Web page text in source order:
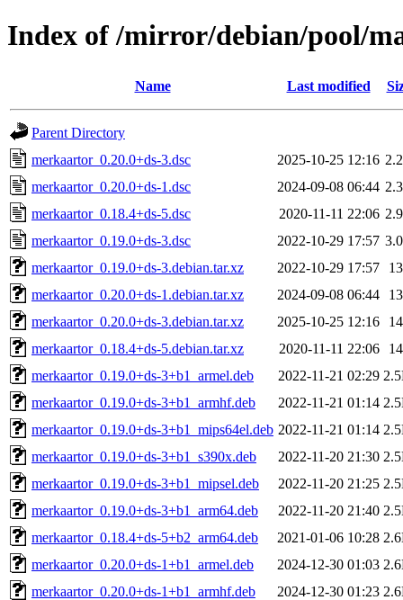
Index of /mirror/debian/pool/
Name Last modified
Parent Directory
merkaartor_0.20.0+ds-3.dsc
2025-10-25 12:16
merkaartor_0.20.0+ds-1.dsc
2024-09-08 06:44
merkaartor_0.18.4+ds-5.dsc
2020-11-11 22:06
merkaartor_0.19.0+ds-3.dsc
2022-10-29 17:57
merkaartor_0.19.0+ds-3.debian.tar.xz
2022-10-29 17:57
merkaartor_0.20.0+ds-1.debian.tar.xz
2024-09-08 06:44
merkaartor_0.20.0+ds-3.debian.tar.xz
2025-10-25 12:16
merkaartor_0.18.4+ds-5.debian.tar.xz
2020-11-11 22:06
merkaartor_0.19.0+ds-3+b1_armel.deb
2022-11-21 02:29
merkaartor_0.19.0+ds-3+b1_armhf.deb
2022-11-21 01:14
merkaartor_0.19.0+ds-3+b1_mips64el.deb 2022-11-21 01:14
merkaartor_0.19.0+ds-3+b1_s390x.deb
2022-11-20 21:30
merkaartor_0.19.0+ds-3+b1_mipsel.deb
2022-11-20 21:25
merkaartor_0.19.0+ds-3+b1_arm64.deb
2022-11-20 21:40
merkaartor_0.18.4+ds-5+b2_arm64.deb
2021-01-06 10:28
merkaartor_0.20.0+ds-1+b1_armel.deb
2024-12-30 01:03
merkaartor_0.20.0+ds-1+b1_armhf.deb
2024-12-30 01:23